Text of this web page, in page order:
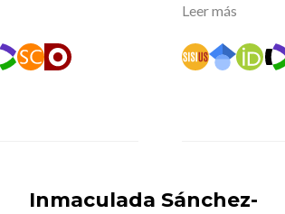
Leer más
Inmaculada Sánchez-